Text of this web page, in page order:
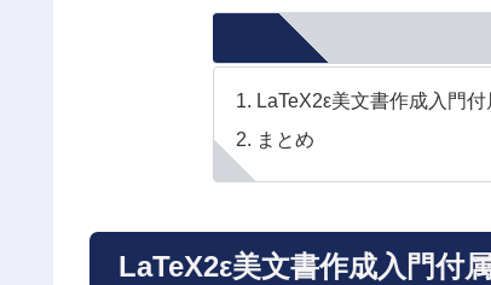
LaTeX2ε美文書作成入門
まとめ
LaTeX2ε美文書作成入門付